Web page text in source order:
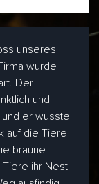
unseres
wurde
Der
und
er wusste
auf die Tiere
braune
ihr Nest